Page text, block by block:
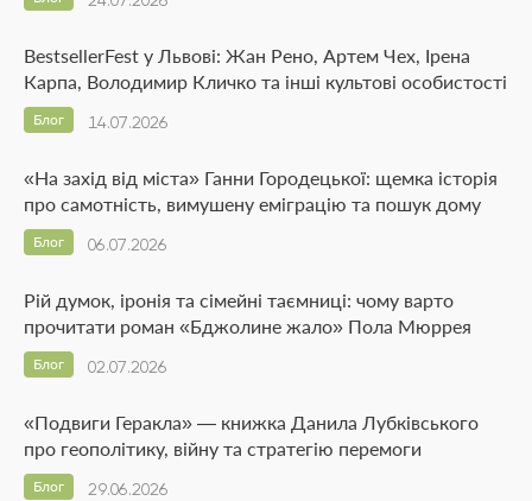
BestsellerFest у Львові: Жан Рено, Артем Чех, Ірена
Карпа, Володимир Кличко та інші культові особистості
14.07.2026
Блог
«На захід від міста» Ганни Городецької: щемка історія
про самотність, вимушену еміграцію та пошук дому
06.07.2026
Блог
Рій думок, іронія та сімейні таємниці: чому варто
прочитати роман «Бджолине жало» Пола Мюррея
02.07.2026
Блог
«Подвиги Геракла» — книжка Данила Лубківського
про геополітику, війну та стратегію перемоги
29.06.2026
Блог